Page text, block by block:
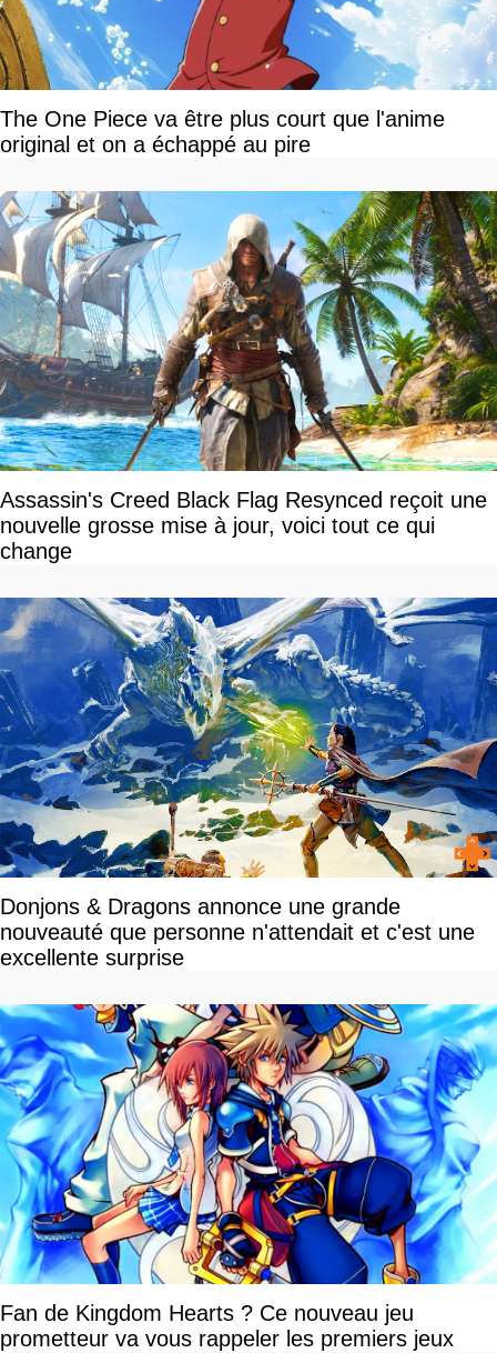
The One Piece va être plus court que l'anime
original et on a échappé au pire
Assassin's Creed Black Flag Resynced reçoit une
nouvelle grosse mise à jour, voici tout ce qui
change
Donjons & Dragons annonce une grande
nouveauté que personne n'attendait et c'est une
excellente surprise
Fan de Kingdom Hearts ? Ce nouveau jeu
prometteur va vous rappeler les premiers jeux